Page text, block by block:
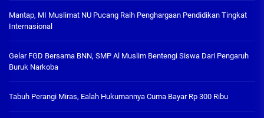
Mantap, MI Muslimat NU Pucang Raih Penghargaan Pendidikan Tingkat
Internasional
Gelar FGD Bersama BNN, SMP Al Muslim Bentengi Siswa Dari Pengaruh
Buruk Narkoba
Tabuh Perangi Miras, Ealah Hukumannya Cuma Bayar Rp 300 Ribu